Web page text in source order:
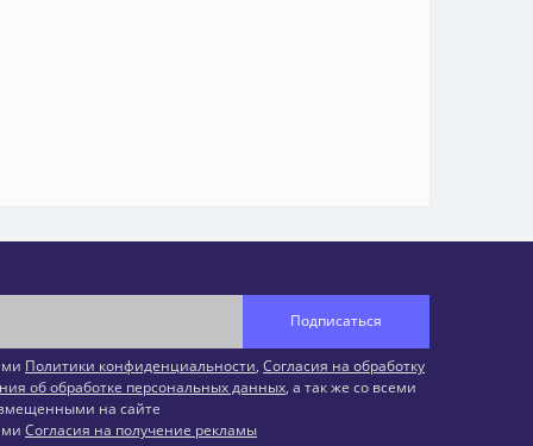
Подписаться
Политики конфиденциальности, Согласия на обработку
об обработке персональных данных, а так же со всеми
на сайте
Согласия на получение рекламы